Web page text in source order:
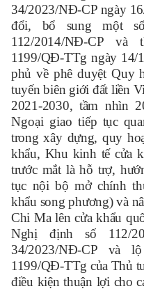
34/2023/NĐ-CP ngày
đổi, bổ sung một
112/2014/NĐ-CP
1199/QĐ-TTg ngày 14/
phủ về phê duyệt Quy
tuyếnbiên giới đất liền
2021-2030, tầm nhìn
Ngoại giao tiếp tục
trong xây dựng, quy
khẩu, Khu kinh tế cửa
trước mắt là hỗ trợ,
tục nội bộ mở chính
khẩu song phương) và
Chi Ma lên cửa khẩu
Nghị định số 112/
34/2023/NĐ-CP và
1199/QĐ-TTg của Thủ
điều kiện thuận lợi cho